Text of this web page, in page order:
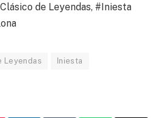
de Leyendas, #Iniesta
Leyendas Iniesta